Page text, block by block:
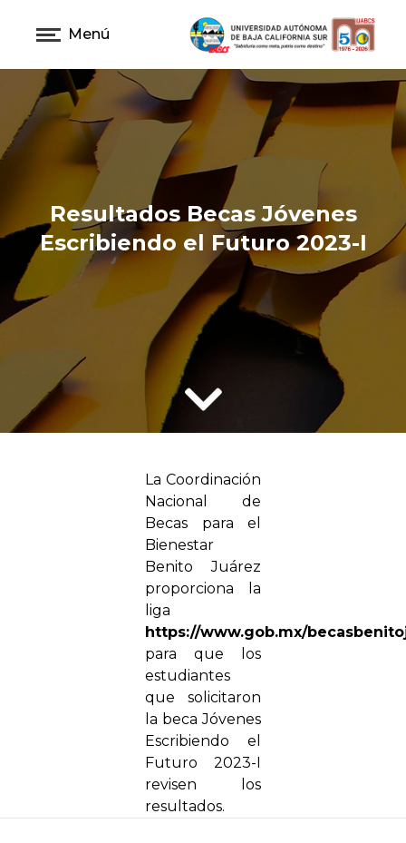
Menú
Resultados Becas Jóvenes
Escribiendo el Futuro 2023-I
La Coordinación
Nacional de
Becas para el
Bienestar
Benito Juárez
proporciona la
liga
https://www.gob.mx/
para que los
estudiantes
que solicitaron
la beca Jóvenes
Escribiendo el
Futuro 2023-I
revisen los
resultados.